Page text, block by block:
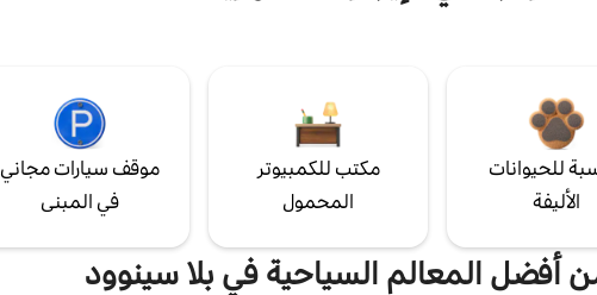
للحيوانات
الأليفة
مكتب للكمبيوتر
المحمول
موقف سيارات مجاني
في المبنى
أفضل المعالم السياحية في بلا سينوود